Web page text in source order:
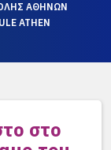
ΑΘΗΝΩΝ
ATHEN
στο